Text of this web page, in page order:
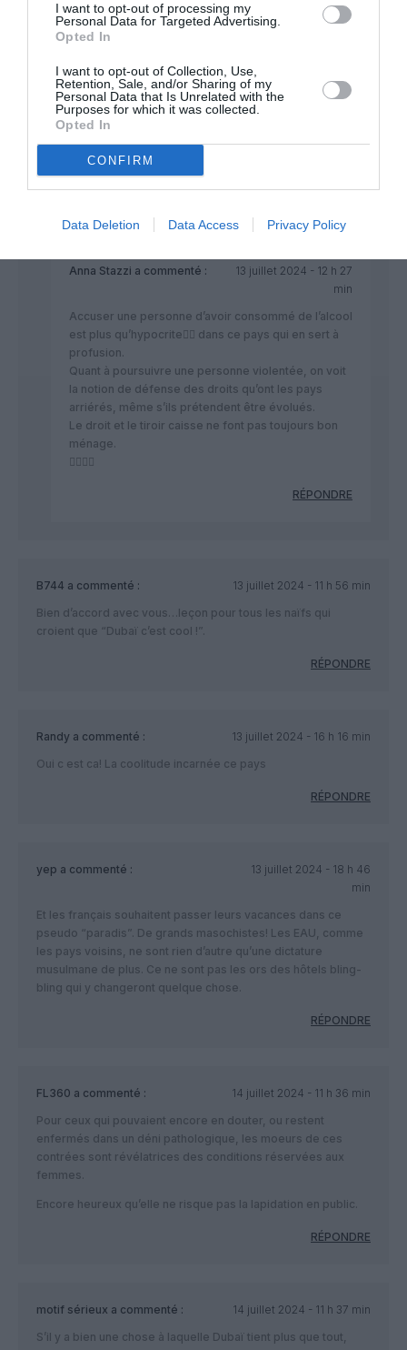
I want to opt-out of processing my
Personal Data for Targeted Advertising.
Opted In
I want to opt-out of Collection, Use,
Retention, Sale, and/or Sharing of my
Personal Data that Is Unrelated with the
Purposes for which it was collected.
Opted In
CONFIRM
Data Deletion Data Access Privacy Policy
Momoderabat
15 juillet
comparable à vos
ancêtres
Anna Stazzi a commenté :
13 juillet 2024 - 12 h 27
min
Accuser une personne d’avoir consommé de l’alcool
est plus qu’hypocrite👎🏻 dans ce pays qui en sert à
profusion.
Quant à poursuivre une personne violentée, on voit
la notion de défense des droits qu’ont les pays
arriérés, même s’ils prétendent être évolués.
Le droit et le tiroir caisse ne font pas toujours bon
ménage.
👎🏻🤢🤮
RÉPONDRE
B744 a commenté :
13 juillet 2024 - 11 h 56 min
Bien d’accord avec vous…leçon pour tous les naïfs qui
croient que “Dubaï c’est cool !”.
RÉPONDRE
Randy a commenté :
13 juillet 2024 - 16 h 16 min
Oui c est ca! La coolitude incarnée ce pays
RÉPONDRE
yep a commenté :
13 juillet 2024 - 18 h 46
min
Et les français souhaitent passer leurs vacances dans ce
pseudo “paradis”. De grands masochistes! Les EAU, comme
les pays voisins, ne sont rien d’autre qu’une dictature
musulmane de plus. Ce ne sont pas les ors des hôtels bling-
bling qui y changeront quelque chose.
RÉPONDRE
FL360 a commenté :
14 juillet 2024 - 11 h 36 min
Pour ceux qui pouvaient encore en douter, ou restent
enfermés dans un déni pathologique, les moeurs de ces
contrées sont révélatrices des conditions réservées aux
femmes.
Encore heureux qu’elle ne risque pas la lapidation en public.
RÉPONDRE
motif sérieux a commenté :
14 juillet 2024 - 11 h 37 min
S’il y a bien une chose à laquelle Dubaï tient plus que tout,